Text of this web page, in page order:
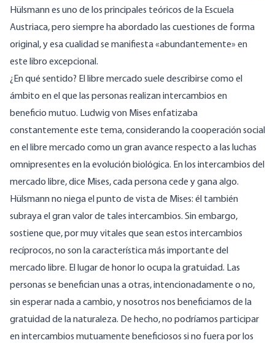
Hülsmann es uno de los principales teóricos de la Escuela
Austriaca, pero siempre ha abordado las cuestiones de forma
original, y esa cualidad se manifiesta «abundantemente» en
este libro excepcional.
¿En qué sentido? El libre mercado suele describirse como el
ámbito en el que las personas realizan intercambios en
beneficio mutuo. Ludwig von Mises enfatizaba
constantemente este tema, considerando la cooperación social
en el libre mercado como un gran avance respecto a las luchas
omnipresentes en la evolución biológica. En los intercambios del
mercado libre, dice Mises, cada persona cede y gana algo.
Hülsmann no niega el punto de vista de Mises: él también
subraya el gran valor de tales intercambios. Sin embargo,
sostiene que, por muy vitales que sean estos intercambios
recíprocos, no son la característica más importante del
mercado libre. El lugar de honor lo ocupa la gratuidad. Las
personas se benefician unas a otras, intencionadamente o no,
sin esperar nada a cambio, y nosotros nos beneficiamos de la
gratuidad de la naturaleza. De hecho, no podríamos participar
en intercambios mutuamente beneficiosos si no fuera por los